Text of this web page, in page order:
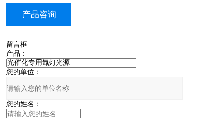
产品咨询
留言框
产品：
您的单位：
您的姓名：